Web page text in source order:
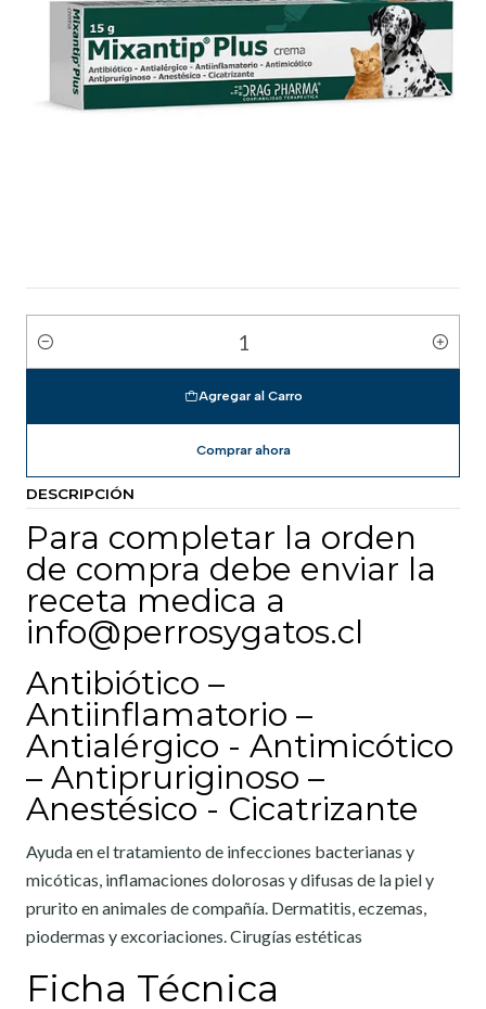
Cantidad
Agregar al Carro
Comprar ahora
DESCRIPCIÓN
Para completar la orden
de compra debe enviar la
receta medica a
info@perrosygatos.cl
Antibiótico –
Antiinflamatorio –
Antialérgico - Antimicótico
– Antipruriginoso –
Anestésico - Cicatrizante
Ayuda en el tratamiento de infecciones bacterianas y
micóticas, inflamaciones dolorosas y difusas de la piel y
prurito en animales de compañía. Dermatitis, eczemas,
piodermas y excoriaciones. Cirugías estéticas
Ficha Técnica